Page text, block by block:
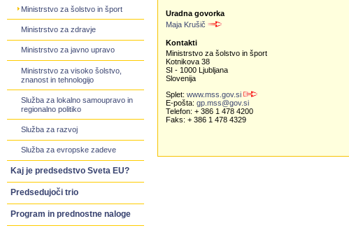
Ministrstvo za šolstvo in šport
Ministrstvo za zdravje
Ministrstvo za javno upravo
Ministrstvo za visoko šolstvo,
znanost in tehnologijo
Služba za lokalno samoupravo in
regionalno politiko
Služba za razvoj
Služba za evropske zadeve
Kaj je predsedstvo Sveta EU?
Predsedujoči trio
Program in prednostne naloge
Uradna govorka
Maja Krušič
Kontakti
Ministrstvo za šolstvo in šport
Kotnikova 38
SI - 1000 Ljubljana
Slovenija
Splet:www.mss.gov.si
E-pošta:gp.mss@gov.si
Telefon: + 386 1 478 4200
Faks: + 386 1 478 4329